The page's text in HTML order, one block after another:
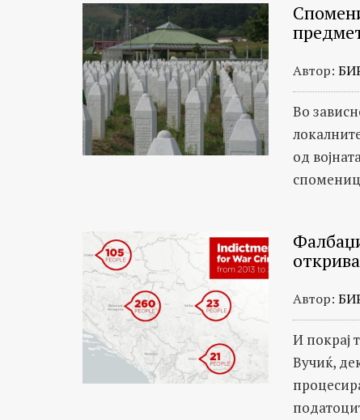
Автор:
Во
од
Автор:
И покрај
Вучиќ,